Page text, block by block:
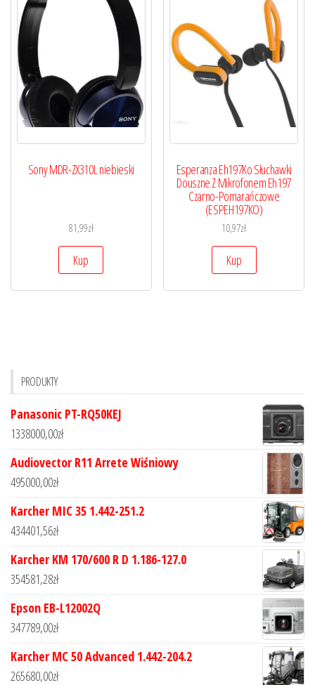
Sony MDR-ZX310L niebieski
81,99zł
Kup
Esperanza Eh197Ko Słuchawki
Douszne Z Mikrofonem Eh197
Czarno-Pomarańczowe
(ESPEH197KO)
10,97zł
Kup
PRODUKTY
Panasonic PT-RQ50KEJ
1338000,00zł
Audiovector R11 Arrete Wiśniowy
495000,00zł
Karcher MIC 35 1.442-251.2
434401,56zł
Karcher KM 170/600 R D 1.186-127.0
354581,28zł
Epson EB-L12002Q
347789,00zł
Karcher MC 50 Advanced 1.442-204.2
265680,00zł